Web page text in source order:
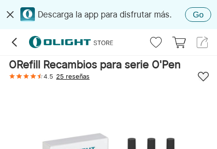
Descarga la app para disfrutar más. Go
ORefill Recambios para serie O'Pen
4.5 25 reseñas